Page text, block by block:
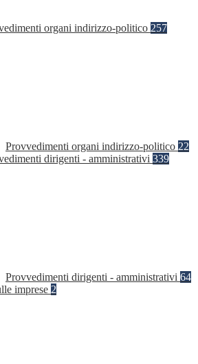
organi indirizzo-politico 257
Provvedimenti organi indirizzo-politico 22
dirigenti - amministrativi 339
Provvedimenti dirigenti - amministrativi 64
imprese 2